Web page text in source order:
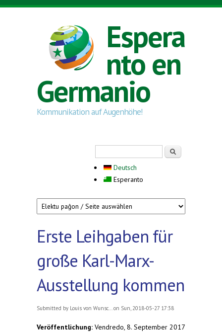
Skip to main content
Espera
nto en
Germanio
Kommunikation auf Augenhöhe!
Deutsch
Esperanto
Erste Leihgaben für
große Karl-Marx-
Ausstellung kommen
Submitted by Louis von Wunsc... on Sun, 2018-05-27 17:38
Veröffentlichung: Vendredo, 8. September 2017